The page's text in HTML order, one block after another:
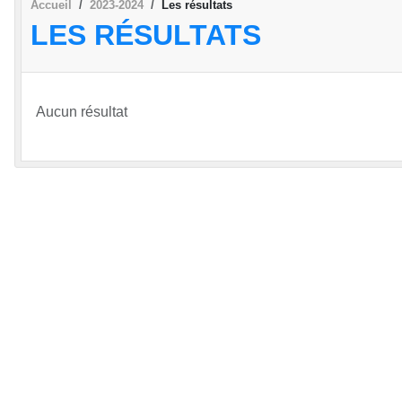
Accueil 2023-2024 Les résultats
LES RÉSULTATS
Aucun résultat